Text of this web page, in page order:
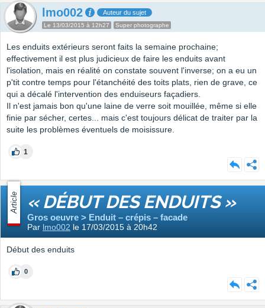
lmo002 Auteur du sujet
Le 13/03/2015 à 12h27 Super photographe
Les enduits extérieurs seront faits la semaine prochaine;
effectivement il est plus judicieux de faire les enduits avant
l'isolation, mais en réalité on constate souvent l'inverse; on a eu un
p'tit contre temps pour l'étanchéité des toits plats, rien de grave, ce
qui a décalé l'intervention des enduiseurs façadiers.
Il n'est jamais bon qu'une laine de verre soit mouillée, même si elle
finie par sécher, certes... mais c'est toujours délicat de traiter par la
suite les problèmes éventuels de moisissure.
1
Article « DÉBUT DES ENDUITS »
Gros oeuvre > Enduit – crépis – facade
Par lmo002 le 17/03/2015 à 20h42
Début des enduits
0